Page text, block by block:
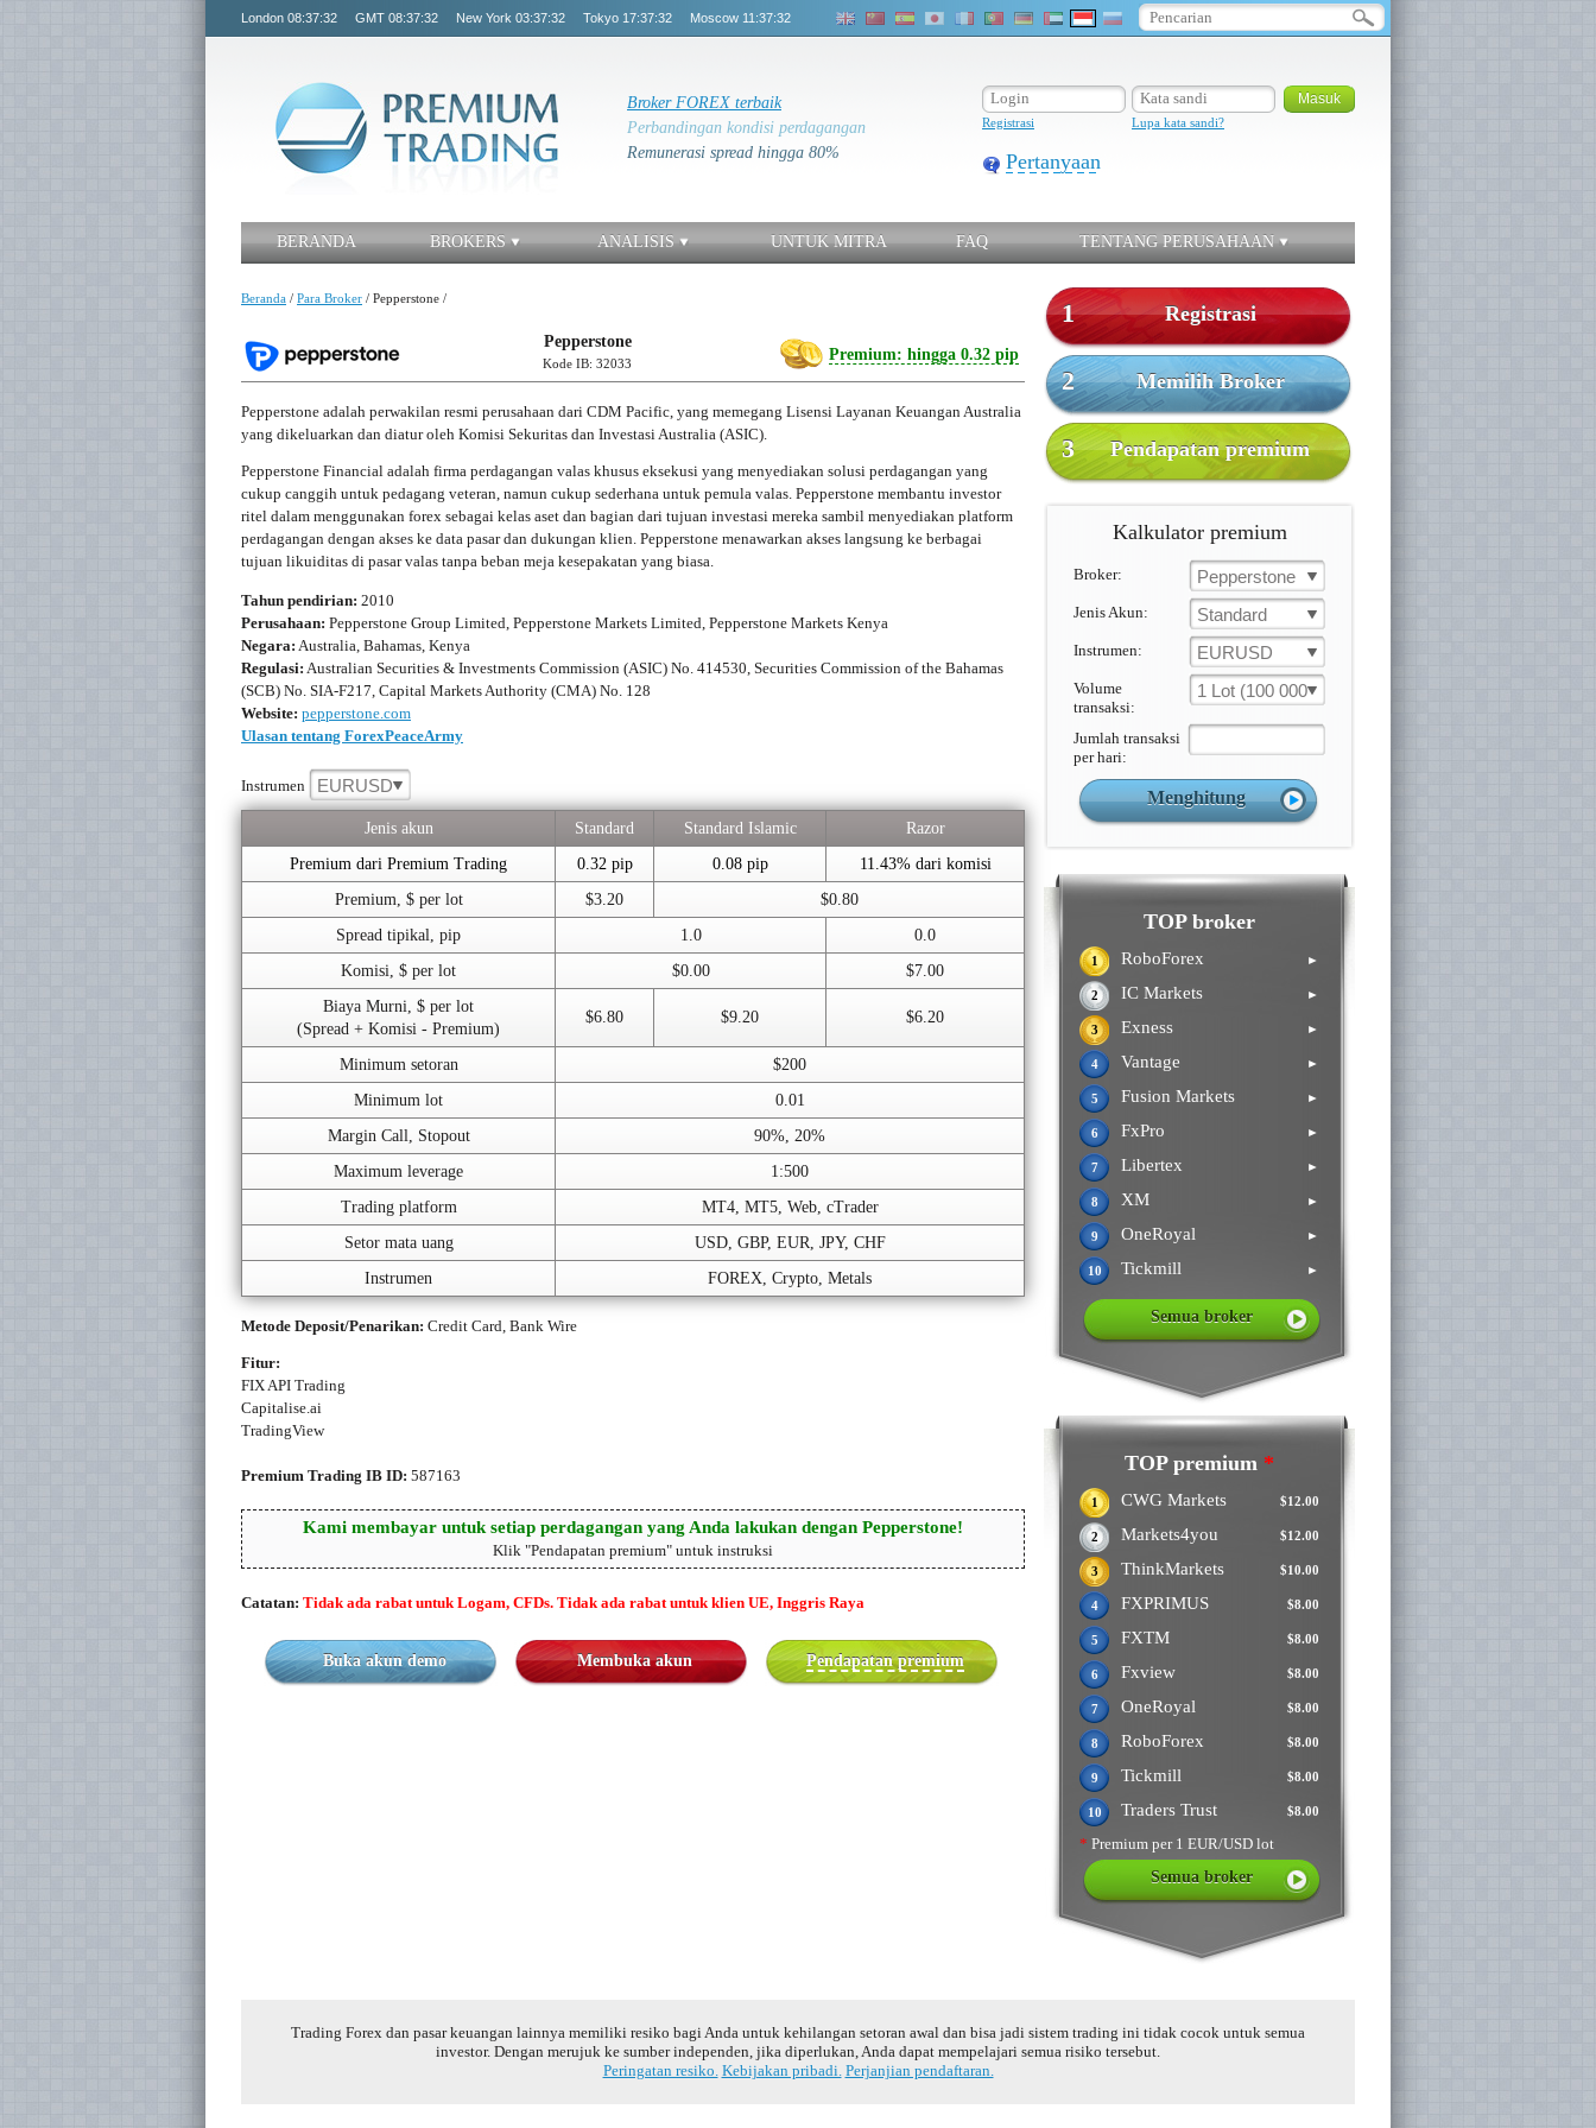
London 08:37:33 GMT 08:37:33 New York 03:37:33 Tokyo 17:37:33 Moscow 11:37:33
Broker FOREX terbaik
Perbandingan kondisi perdagangan
Remunerasi spread hingga 80%
Registrasi Lupa kata sandi?
Pertanyaan
BERANDA BROKERS ANALISIS UNTUK MITRA FAQ TENTANG PERUSAHAAN
1 Registrasi
2 Memilih Broker
3 Pendapatan premium
Kalkulator premium
Broker: Pepperstone
Jenis Akun: Standard
Instrumen: EURUSD
Volume
transaksi:
1 Lot (100 000 Unit )
Jumlah transaksi
per hari:
TOP broker
1 RoboForex ►
2 IC Markets ►
3 Exness ►
4 Vantage ►
5 Fusion Markets ►
6 FxPro ►
7 Libertex ►
8 XM ►
9 OneRoyal ►
10 Tickmill ►
Semua broker
TOP premium *
$12.00
1 CWG Markets
$12.00
2 Markets4you
$10.00
3 ThinkMarkets
$8.00
4 FXPRIMUS
$8.00
5 FXTM
$8.00
6 Fxview
$8.00
7 OneRoyal
$8.00
8 RoboForex
$8.00
9 Tickmill
$8.00
10 Traders Trust
* Premium per 1 EUR/USD lot
Semua broker
Beranda / Para Broker / Pepperstone /
Pepperstone
Kode IB: 32033 Premium: hingga 0.32 pip
Pepperstone adalah perwakilan resmi perusahaan dari CDM Pacific, yang memegang Lisensi Layanan Keuangan Australia
yang dikeluarkan dan diatur oleh Komisi Sekuritas dan Investasi Australia (ASIC).
Pepperstone Financial adalah firma perdagangan valas khusus eksekusi yang menyediakan solusi perdagangan yang
cukup canggih untuk pedagang veteran, namun cukup sederhana untuk pemula valas. Pepperstone membantu investor
ritel dalam menggunakan forex sebagai kelas aset dan bagian dari tujuan investasi mereka sambil menyediakan platform
perdagangan dengan akses ke data pasar dan dukungan klien. Pepperstone menawarkan akses langsung ke berbagai
tujuan likuiditas di pasar valas tanpa beban meja kesepakatan yang biasa.
Tahun pendirian: 2010
Perusahaan: Pepperstone Group Limited, Pepperstone Markets Limited, Pepperstone Markets Kenya
Negara: Australia, Bahamas, Kenya
Regulasi: Australian Securities & Investments Commission (ASIC) No. 414530, Securities Commission of the Bahamas
(SCB) No. SIA-F217, Capital Markets Authority (CMA) No. 128
Website: pepperstone.com
Ulasan tentang ForexPeaceArmy
Instrumen EURUSD
Jenis akun Standard Standard Islamic
Razor
Premium dari Premium Trading
0.32 pip 0.08 pip
11.43% dari komisi
Premium, $ per lot
$3.20
$0.80
Spread tipikal, pip
1.0
0.0
Komisi, $ per lot
$0.00
$7.00
Biaya Murni, $ per lot
(Spread + Komisi - Premium)
$6.80 $9.20 $6.20
Minimum setoran
$200
Minimum lot
0.01
Margin Call, Stopout
90%, 20%
Maximum leverage
1:500
Trading platform
MT4, MT5, Web, cTrader
Setor mata uang
USD, GBP, EUR, JPY, CHF
Instrumen
FOREX, Crypto, Metals
Metode Deposit/Penarikan: Credit Card, Bank Wire
Fitur:
FIX API Trading
Capitalise.ai
TradingView
Premium Trading IB ID: 587163
Kami membayar untuk setiap perdagangan yang Anda lakukan dengan Pepperstone!
Klik "Pendapatan premium" untuk instruksi
Catatan: Tidak ada rabat untuk Logam, CFDs. Tidak ada rabat untuk klien UE, Inggris Raya
Buka akun demo Membuka akun Pendapatan premium
Trading Forex dan pasar keuangan lainnya memiliki resiko bagi Anda untuk kehilangan setoran awal dan bisa jadi sistem trading ini tidak cocok untuk semua
investor. Dengan merujuk ke sumber independen, jika diperlukan, Anda dapat mempelajari semua risiko tersebut.
Peringatan resiko. Kebijakan pribadi. Perjanjian pendaftaran.